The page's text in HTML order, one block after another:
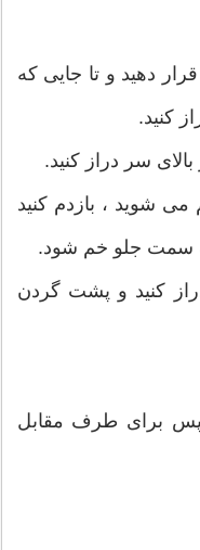
دهید و تا جایی که
کنید.
سر دراز کنید.
شوید ، بازدم کنید
سمت جلو خم شود.
کنید و پشت گردن
، سپس برای طرف مقابل